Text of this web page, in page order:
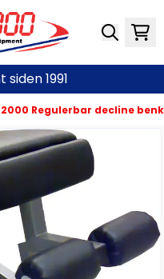
1991
Regulerbar decline benk